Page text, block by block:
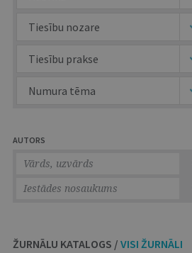
Tiesību nozare
Tiesību prakse
Numura tēma
AUTORS
ŽURNĀLU KATALOGS / VISI ŽURNĀLI